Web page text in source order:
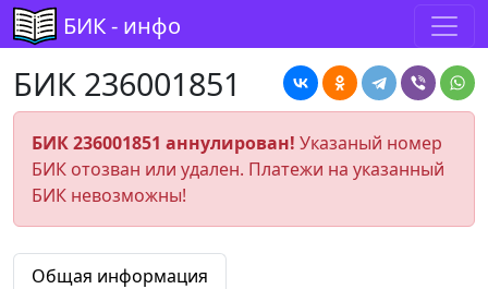
БИК - инфо
БИК 236001851
БИК 236001851 аннулирован! Указаный номер
БИК отозван или удален. Платежи на указанный
БИК невозможны!
Общая информация